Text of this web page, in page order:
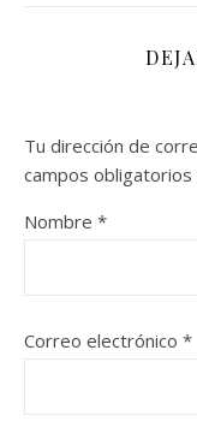
Tu dirección de
campos
Nombre *
Correo electrónico *